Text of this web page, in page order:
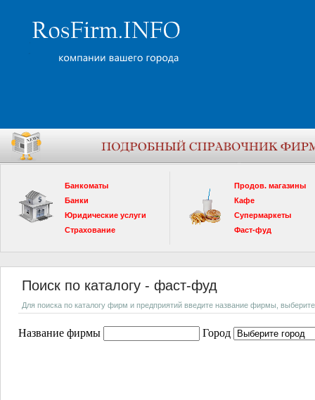
Банкоматы
Банки
Юридические услуги
Страхование
Продов. магазины
Кафе
Супермаркеты
Фаст-фуд
Поиск по каталогу - фаст-фуд
Для поиска по каталогу фирм и предприятий введите название фирмы, выберите
Название фирмы Город